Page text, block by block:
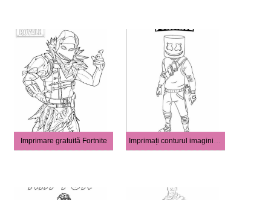
Imprimare gratuită Fortnite Imprimați conturul imaginii Fortnite